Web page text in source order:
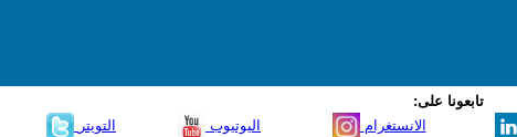
تابعونا على:
التويتر اليوتيوب الانستغرام